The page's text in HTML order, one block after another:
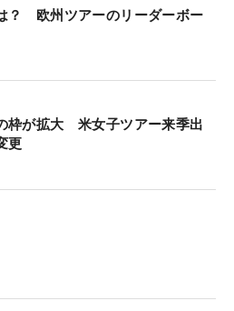
？ 欧州ツアーのリーダーボー
枠が拡大 米女子ツアー来季出
更